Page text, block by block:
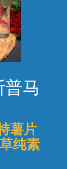
普马
薯片
纯素